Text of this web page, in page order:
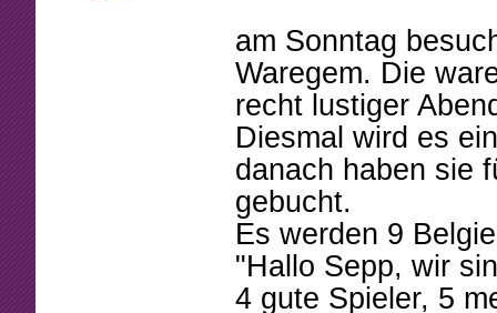
Beschlüsse
Mitgliedschaft
Arbeitsstunden
Formulare
Sponsoring
Mannschaften
Tennistreff
Spielerbörse
Turniere
am Sonntag
Waregem. Die
recht lustiger
Diesmal wird es
danach haben sie
gebucht.
Es werden 9
"Hallo Sepp, wir
4 gute Spieler, 5